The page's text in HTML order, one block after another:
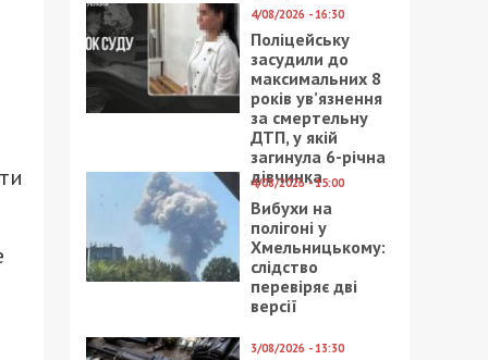
4/08/2026 - 16:30
Поліцейську
засудили до
максимальних 8
років ув’язнення
за смертельну
ДТП, у якій
загинула 6-річна
дівчинка
4/08/2026 - 15:00
Вибухи на
полігоні у
Хмельницькому:
слідство
перевіряє дві
версії
3/08/2026 - 13:30